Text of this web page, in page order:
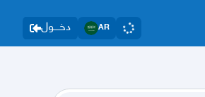
دخــــول AR